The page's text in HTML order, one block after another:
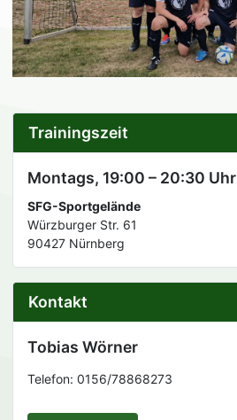
Trainingszeit
Montags, 19:00 – 20:30 Uhr
SFG-Sportgelände
Würzburger Str. 61
90427 Nürnberg
Kontakt
Tobias Wörner
Telefon: 0156/78868273